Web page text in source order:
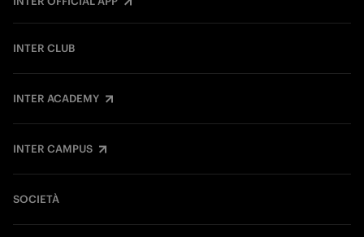
INTER CLUB
INTER ACADEMY
INTER CAMPUS
SOCIETÀ